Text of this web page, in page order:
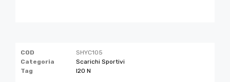
COD
SHYC105
Categoria
Scarichi Sportivi
Tag
I20 N